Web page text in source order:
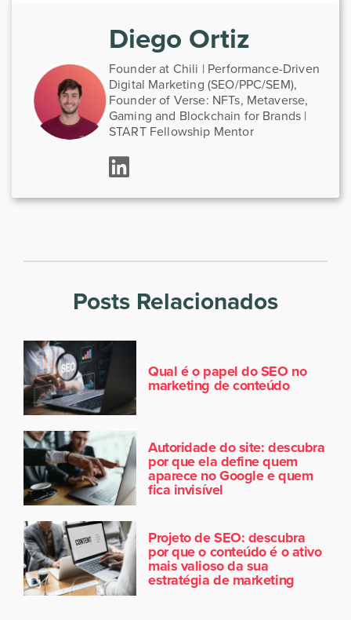
Diego Ortiz
Founder at Chili | Performance-Driven
Digital Marketing (SEO/PPC/SEM),
Founder of Verse: NFTs, Metaverse,
Gaming and Blockchain for Brands |
START Fellowship Mentor
Posts Relacionados
Qual é o papel do SEO no
marketing de conteúdo
Autoridade do site: descubra
por que ela define quem
aparece no Google e quem
fica invisível
Projeto de SEO: descubra
por que o conteúdo é o ativo
mais valioso da sua
estratégia de marketing